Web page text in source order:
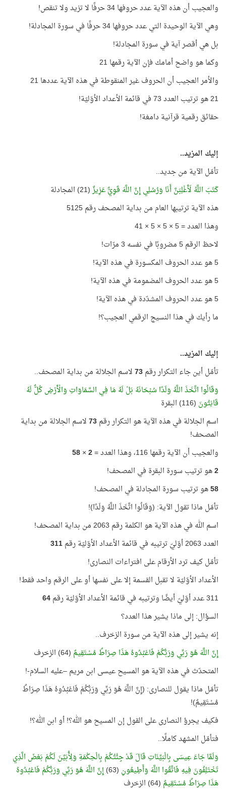
والعجيب أن هذه الآية عدد حروفها 34 حرفًا لا تزيد ولا تنقص!
وهي الآية الوحيدة التي عدد حروفها 34 حرفًا في سورة المجادلة!
بل هي أقصر آية في سورة المجادلة!
وكما هو واضح أمامك فإن الآية رقمها 21
والأمر العجيب أن الحروف غير المنقوطة في هذه الآية عددها 21
21 هو ترتيب العدد 73 في قائمة الأعداد الأوّليّة!
حقائق رقمية قرآنية دامغة!
إليك المزيد..
تأمّل الآية من جديد..
كَتَبَ اللَّهُ لَأَغْلِبَنَّ أَنَا وَرُسُلِي إِنَّ اللَّهَ قَوِيٌّ عَزِيزٌ(21) المجادلة
هذه الآية ترتيبها العام من بداية المصحف رقم 5125
وهذا العدد = 5 × 5 × 5 × 41
لاحظ الرقم 5 مضروبًا في نفسه 3 مرّات!
5 هو عدد الحروف المكسورة في هذه الآية!
5 هو عدد الحروف المضمومة في هذه الآية!
5 هو عدد الحروف المشدّدة في هذه الآية!
ما رأيك في هذا النسيج الرقمي العجيب؟!
إليك المزيد..
تأمّل أين جاء التكرار رقم73لاسم الجلالة من بداية المصحف..
وَقَالُوا اتَّخَذَ اللَّهُ وَلَدًا سُبْحَانَهُ بَلْ لَهُ مَا فِي السَّمَاوَاتِ وَالْأَرْضِ كُلٌّ لَهُ
قَانِتُونَ (116) البقرة
اسم الجلالة في هذه الآية هو التكرار رقم73لاسم الجلالة من بداية
المصحف!
والعجيب أن الآية رقمها 116، وهذا العدد =
2
×
58
2هو ترتيب سورة البقرة في المصحف!
58هو ترتيب سورة المجادلة في المصحف!
تأمّل ماذا تقول الآية: (وَقَالُوا اتَّخَذَ اللَّهُ وَلَدًا)!
اسم الله في هذه الآية هو الكلمة رقم 2063 من بداية المصحف!
العدد 2063 أوّليّ ترتيبه في قائمة الأعداد الأوّليّة رقم
311
تأمّل كيف ترد الأرقام على افتراءات النصارى!
الأعداد الأوّليّة لا تقبل القسمة إلا على نفسها أو على الرقم واحد فقط!
311 عدد أوّليّ أيضًا وترتيبه في قائمة الأعداد الأوّليّة رقم
64
السؤال: إلى ماذا يشير هذا العدد؟
إنه يشير إلى هذه الآية من سورة الزخرف..
إِنَّ اللَّهَ هُوَ رَبِّي وَرَبُّكُمْ فَاعْبُدُوهُ هَذَا صِرَاطٌ مُسْتَقِيمٌ (64) الزخرف
المتحدّث في هذه الآية هو المسيح عيسى ابن مريم –عليه السلام-!
تأمّل ماذا يقول للنصارى: (إِنَّ اللَّهَ هُوَ رَبِّي وَرَبُّكُمْ فَاعْبُدُوهُ هَذَا صِرَاطٌ
مُسْتَقِيمٌ)!
فكيف يجرؤ النصارى على القول إن المسيح هو الله؟! أو ابن الله؟!
فتأمّل المشهد كاملًا..
وَلَمَّا جَاءَ عِيسَى بِالْبَيِّنَاتِ قَالَ قَدْ جِئْتُكُمْ بِالْحِكْمَةِ وَلِأُبَيِّنَ لَكُمْ بَعْضَ الَّذِي
تَخْتَلِفُونَ فِيهِ فَاتَّقُوا اللَّهَ وَأَطِيعُونِ (63)
إِنَّ اللَّهَ هُوَ رَبِّي وَرَبُّكُمْ فَاعْبُدُوهُ
هَذَا صِرَاطٌ مُسْتَقِيمٌ (64) الزخرف